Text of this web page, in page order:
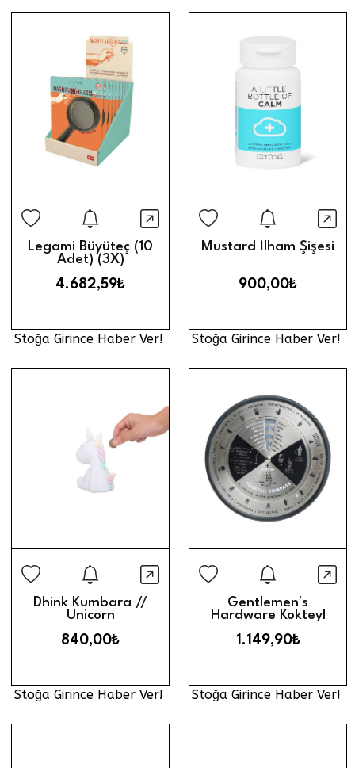
Stoğa Girince Haber Ver
Hızlı Görünüm
Legami Büyüteç (10
Adet) (3X)
4.682,59₺
Stoğa Girince Haber Ver!
Stoğa
Mustard İlham Şişesi
900,00₺
Stoğa Girince Haber Ver!
Stoğa Girince Haber Ver
Hızlı Görünüm
Dhink Kumbara //
Unicorn
840,00₺
Stoğa Girince Haber Ver!
Stoğa
Gentlemen′s
Hardware Kokteyl
1.149,90₺
Stoğa Girince Haber Ver!